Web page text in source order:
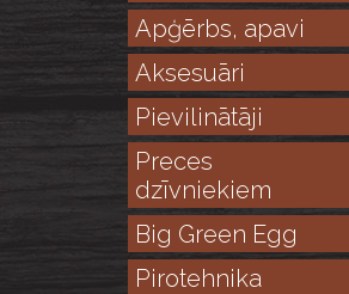
Apģērbs, apavi
Aksesuāri
Pievilinātāji
Preces
dzīvniekiem
Big Green Egg
Pirotehnika